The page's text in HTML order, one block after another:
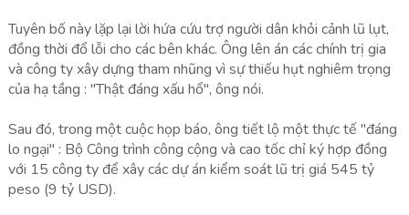
Tuyên bố này lặp lại lời hứa cứu trợ người dân khỏi cảnh lũ lụt,
đồng thời đổ lỗi cho các bên khác. Ông lên án các chính trị gia
và công ty xây dựng tham nhũng vì sự thiếu hụt nghiêm trọng
của hạ tầng : "Thật đáng xấu hổ", ông nói.
Sau đó, trong một cuộc họp báo, ông tiết lộ một thực tế "đáng
lo ngại" : Bộ Công trình công cộng và cao tốc chỉ ký hợp đồng
với 15 công ty để xây các dự án kiểm soát lũ trị giá 545 tỷ
peso (9 tỷ USD).